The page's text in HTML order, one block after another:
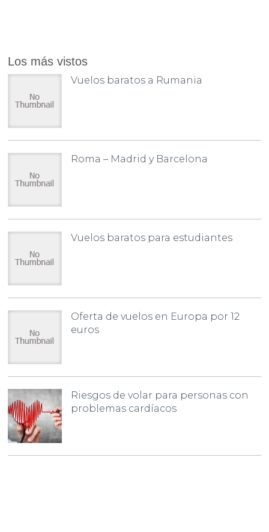
Los más vistos
Vuelos baratos a Rumania
Roma – Madrid y Barcelona
Vuelos baratos para estudiantes
Oferta de vuelos en Europa por 12
euros
Riesgos de volar para personas con
problemas cardíacos